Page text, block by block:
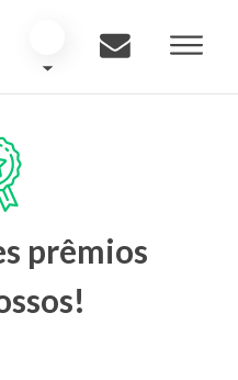
prêmios